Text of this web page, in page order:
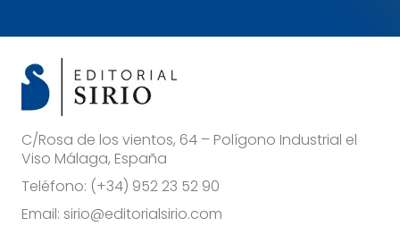
C/Rosa de los vientos, 64 – Polígono Industrial el
Viso Málaga, España
Teléfono: (+34) 952 23 52 90
Email: sirio@editorialsirio.com